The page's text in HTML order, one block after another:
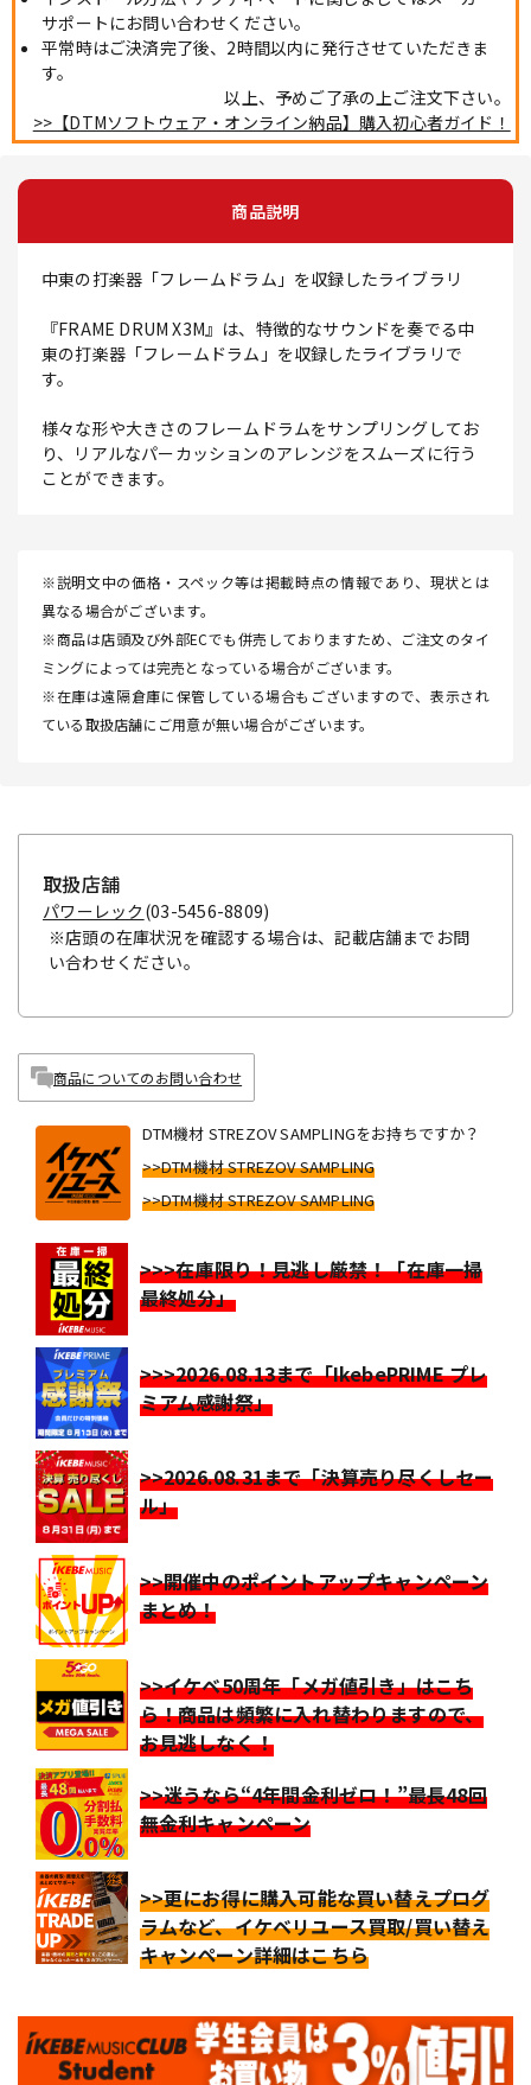
サポートにお問い合わせください。
平常時はご決済完了後、2時間以内に発行させていただきま
す。
以上、予めご了承の上ご注文下さい。
>>【DTMソフトウェア・オンライン納品】購入初心者ガイド！
商品説明
中東の打楽器「フレームドラム」を収録したライブラリ
『FRAME DRUM X3M』は、特徴的なサウンドを奏でる中
東の打楽器「フレームドラム」を収録したライブラリで
す。
様々な形や大きさのフレームドラムをサンプリングしてお
り、リアルなパーカッションのアレンジをスムーズに行う
ことができます。
※説明文中の価格・スペック等は掲載時点の情報であり、現状とは
異なる場合がございます。
※商品は店頭及び外部ECでも併売しておりますため、ご注文のタイ
ミングによっては完売となっている場合がございます。
※在庫は遠隔倉庫に保管している場合もございますので、表示され
ている取扱店舗にご用意が無い場合がございます。
取扱店舗
パワーレック (03-5456-8809)
※店頭の在庫状況を確認する場合は、記載店舗までお問
い合わせください。
商品についてのお問い合わせ
DTM機材 STREZOV SAMPLINGをお持ちですか？
>>DTM機材 STREZOV SAMPLING
>>DTM機材 STREZOV SAMPLING
>>>在庫限り！見逃し厳禁！「在庫一掃
最終処分」
>>>2026.08.13まで「IkebePRIME プレ
ミアム感謝祭」
>>2026.08.31まで「決算売り尽くしセー
ル」
>>開催中のポイントアップキャンペーン
まとめ！
>>イケベ50周年「メガ値引き」はこち
ら！商品は頻繁に入れ替わりますので、
お見逃しなく！
>>迷うなら“4年間金利ゼロ！”最長48回
無金利キャンペーン
>>更にお得に購入可能な買い替えプログ
ラムなど、イケベリユース買取/買い替え
キャンペーン詳細はこちら